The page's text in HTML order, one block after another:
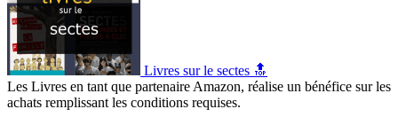
Livres sur le sectes 🔝
Les Livres en tant que partenaire Amazon, réalise un bénéfice sur les
achats remplissant les conditions requises.